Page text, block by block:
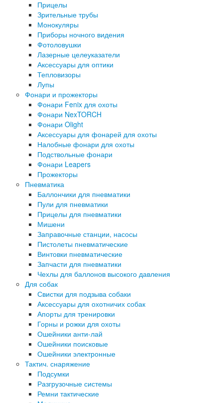
Прицелы
Зрительные трубы
Монокуляры
Приборы ночного видения
Фотоловушки
Лазерные целеуказатели
Аксессуары для оптики
Тепловизоры
Лупы
Фонари и прожекторы
Фонари Fenix для охоты
Фонари NexTORCH
Фонари Olight
Аксессуары для фонарей для охоты
Налобные фонари для охоты
Подствольные фонари
Фонари Leapers
Прожекторы
Пневматика
Баллончики для пневматики
Пули для пневматики
Прицелы для пневматики
Мишени
Заправочные станции, насосы
Пистолеты пневматические
Винтовки пневматические
Запчасти для пневматики
Чехлы для баллонов высокого давления
Для собак
Свистки для подзыва собаки
Аксессуары для охотничих собак
Апорты для тренировки
Горны и рожки для охоты
Ошейники анти-лай
Ошейники поисковые
Ошейники электронные
Тактич. снаряжение
Подсумки
Разгрузочные системы
Ремни тактические